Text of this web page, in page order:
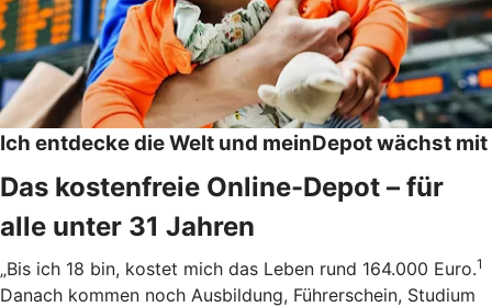
Ich entdecke die Welt und meinDepot wächst mit
Das kostenfreie Online-Depot – für
alle unter 31 Jahren
„Bis ich 18 bin, kostet mich das Leben rund 164.000 Euro.1
Danach kommen noch Ausbildung, Führerschein, Studium